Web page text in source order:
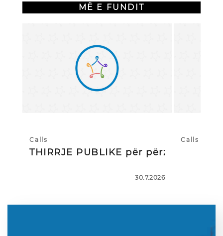
MË E FUNDIT
Calls
THIRRJE PUBLIKE për përzgjedhj
30.7.2026
Calls